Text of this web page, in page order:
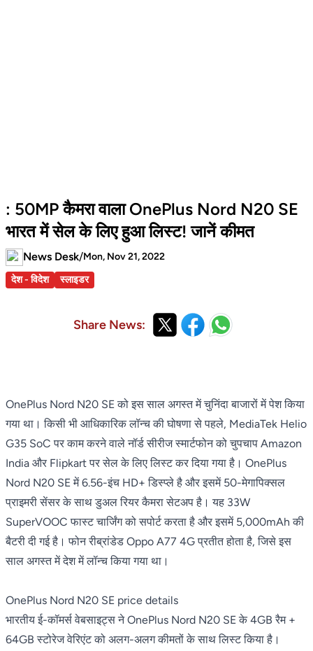
: 50MP कैमरा वाला OnePlus Nord N20 SE
भारत में सेल के लिए हुआ लिस्ट! जानें कीमत
News Desk/Mon, Nov 21, 2022
देश - विदेश
स्लाइडर
Share News:
OnePlus Nord N20 SE को इस साल अगस्त में चुनिंदा बाजारों में पेश किया
गया था। किसी भी आधिकारिक लॉन्च की घोषणा से पहले, MediaTek Helio
G35 SoC पर काम करने वाले नॉर्ड सीरीज स्मार्टफोन को चुपचाप Amazon
India और Flipkart पर सेल के लिए लिस्ट कर दिया गया है। OnePlus
Nord N20 SE में 6.56-इंच HD+ डिस्प्ले है और इसमें 50-मेगापिक्सल
प्राइमरी सेंसर के साथ डुअल रियर कैमरा सेटअप है। यह 33W
SuperVOOC फास्ट चार्जिंग को सपोर्ट करता है और इसमें 5,000mAh की
बैटरी दी गई है। फोन रीब्रांडेड Oppo A77 4G प्रतीत होता है, जिसे इस
साल अगस्त में देश में लॉन्च किया गया था।
OnePlus Nord N20 SE price details
भारतीय ई-कॉमर्स वेबसाइट्स नेOnePlus Nord N20 SE के 4GB रैम +
64GB स्टोरेज वेरिएंट को अलग-अलग कीमतों के साथ लिस्ट किया है।